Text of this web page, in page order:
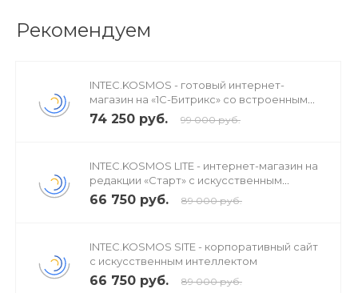
Рекомендуем
INTEC.KOSMOS - готовый интернет-
магазин на «1С-Битрикс» со встроенным
искусственным интеллектом
74 250 руб. 99 000 руб.
INTEC.KOSMOS LITE - интернет-магазин на
редакции «Старт» с искусственным
интеллектом
66 750 руб. 89 000 руб.
INTEC.KOSMOS SITE - корпоративный сайт
с искусственным интеллектом
66 750 руб. 89 000 руб.